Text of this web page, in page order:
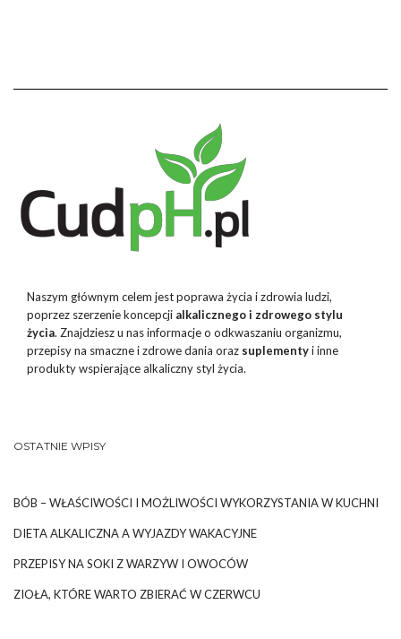
Naszym głównym celem jest poprawa życia i zdrowia ludzi,
poprzez szerzenie koncepcji alkalicznego i zdrowego stylu
życia. Znajdziesz u nas informacje o odkwaszaniu organizmu,
przepisy na smaczne i zdrowe dania oraz suplementyi inne
produkty wspierające alkaliczny styl życia.
OSTATNIE WPISY
BÓB – WŁAŚCIWOŚCI I MOŻLIWOŚCI WYKORZYSTANIA W KUCHNI
DIETA ALKALICZNA A WYJAZDY WAKACYJNE
PRZEPISY NA SOKI Z WARZYW I OWOCÓW
ZIOŁA, KTÓRE WARTO ZBIERAĆ W CZERWCU